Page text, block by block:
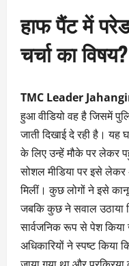
हाफ पैंट में परेड
चर्चा का विषय?
TMC Leader
हुआ वीडियो वह है जिसमें
जाती दिखाई दे रही है। यह
के लिए उन्हें मौके पर लेकर
सोशल मीडिया पर इसे
मिलीं। कुछ लोगों ने इसे
जबकि कुछ ने सवाल उठाया
सार्वजनिक रूप से पेश किया
अधिकारियों ने स्पष्ट किया